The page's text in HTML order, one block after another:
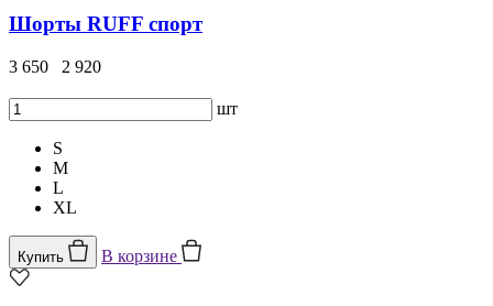
Шорты RUFF спорт
3 650 2 920
шт
S
M
L
XL
Купить В корзине